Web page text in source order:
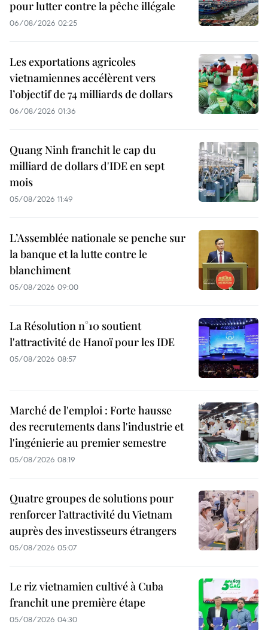
pour lutter contre la pêche illégale
06/08/2026 02:25
Les exportations agricoles
vietnamiennes accélèrent vers
l’objectif de 74 milliards de dollars
06/08/2026 01:36
Quang Ninh franchit le cap du
milliard de dollars d'IDE en sept
mois
05/08/2026 11:49
L’Assemblée nationale se penche sur
la banque et la lutte contre le
blanchiment
05/08/2026 09:00
La Résolution n°10 soutient
l'attractivité de Hanoï pour les IDE
05/08/2026 08:57
Marché de l'emploi : Forte hausse
des recrutements dans l'industrie et
l'ingénierie au premier semestre
05/08/2026 08:19
Quatre groupes de solutions pour
renforcer l’attractivité du Vietnam
auprès des investisseurs étrangers
05/08/2026 05:07
Le riz vietnamien cultivé à Cuba
franchit une première étape
05/08/2026 04:30